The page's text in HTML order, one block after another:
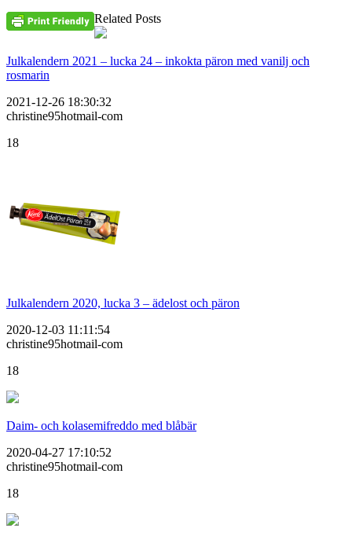
Related Posts
Julkalendern 2021 – lucka 24 – inkokta päron med vanilj och
rosmarin
2021-12-26 18:30:32
christine95hotmail-com
18
Julkalendern 2020, lucka 3 – ädelost och päron
2020-12-03 11:11:54
christine95hotmail-com
18
Daim- och kolasemifreddo med blåbär
2020-04-27 17:10:52
christine95hotmail-com
18